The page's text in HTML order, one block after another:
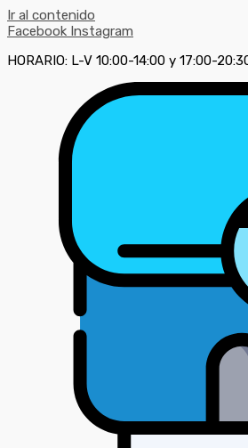
Ir al contenido
Facebook Instagram
HORARIO: L-V 10:00-14:00 y 17:00-